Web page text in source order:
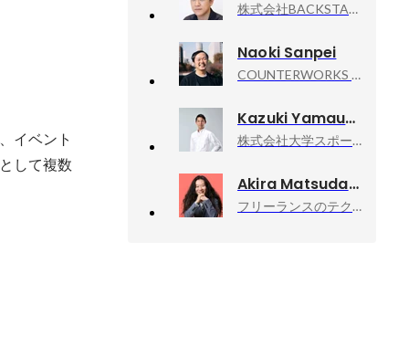
イベント
して複数
株式会社BACKSTAGE, VPoE
Naoki Sanpei
COUNTERWORKS inc, CEO
Kazuki Yamauchi
株式会社大学スポーツチャンネル, 取締役
Akira Matsuda
フリーランスのテクニカルアドバイザー業, 技術顧問